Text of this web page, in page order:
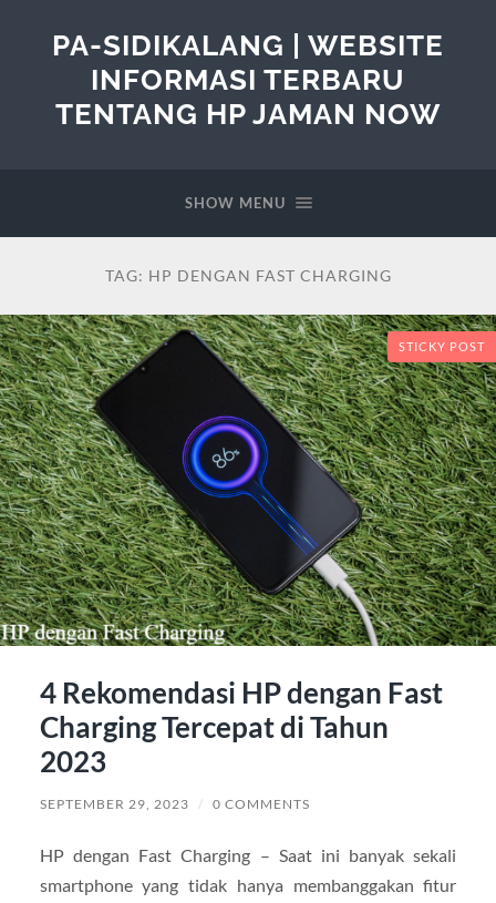
PA-SIDIKALANG | WEBSITE
INFORMASI TERBARU
TENTANG HP JAMAN NOW
SHOW MENU
TAG: HP DENGAN FAST CHARGING
STICKY POST
4 Rekomendasi HP dengan Fast
Charging Tercepat di Tahun
2023
SEPTEMBER 29, 2023 / 0 COMMENTS
HP dengan Fast Charging – Saat ini banyak sekali
smartphone yang tidak hanya membanggakan fitur